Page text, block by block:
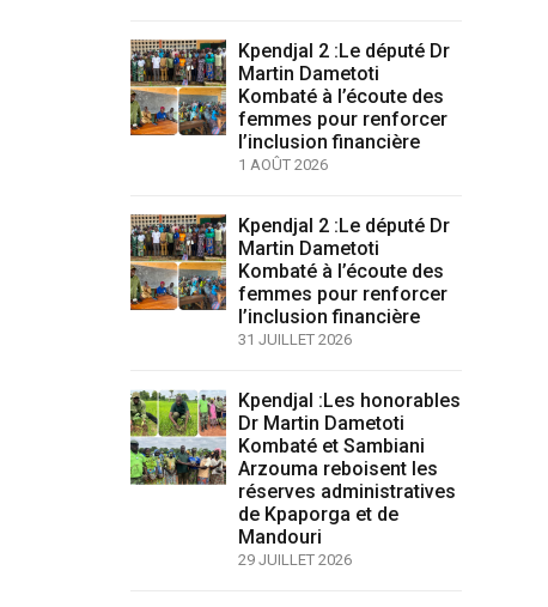
Kpendjal 2 :Le député Dr
Martin Dametoti
Kombaté à l’écoute des
femmes pour renforcer
l’inclusion financière
1 AOÛT 2026
Kpendjal 2 :Le député Dr
Martin Dametoti
Kombaté à l’écoute des
femmes pour renforcer
l’inclusion financière
31 JUILLET 2026
Kpendjal :Les honorables
Dr Martin Dametoti
Kombaté et Sambiani
Arzouma reboisent les
réserves administratives
de Kpaporga et de
Mandouri
29 JUILLET 2026